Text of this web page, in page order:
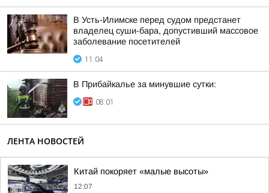
В Усть-Илимске перед судом предстанет
владелец суши-бара, допустивший массовое
заболевание посетителей
11:04
В Прибайкалье за минувшие сутки:
08:01
ЛЕНТА НОВОСТЕЙ
Китай покоряет «малые высоты»
12:07